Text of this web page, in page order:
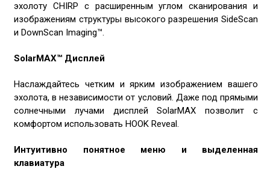
эхолоту CHIRP с расширенным углом сканирования и
изображениям структуры высокого разрешения SideScan
и DownScan Imaging™.
SolarMAX™ Дисплей
Наслаждайтесь четким и ярким изображением вашего
эхолота, в независимости от условий. Даже под прямыми
солнечными лучами дисплей SolarMAX позволит с
комфортом использовать HOOK Reveal.
Интуитивно понятное меню и выделенная
клавиатура